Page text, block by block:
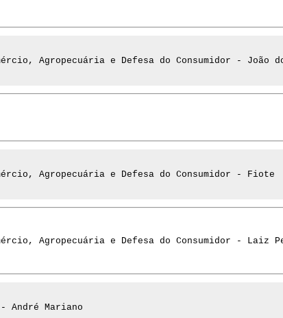
Agropecuária e Defesa do Consumidor - João
Agropecuária e Defesa do Consumidor - Fiote
Agropecuária e Defesa do Consumidor - Laiz
André Mariano